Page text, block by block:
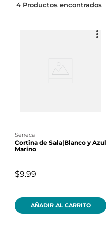
4
seneca
Cortina de Sala|Blanco y Azul
Marino
$9.99
AÑADIR AL CARRITO